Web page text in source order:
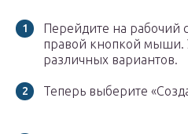
Перейдите на рабочий
правой кнопкой мыши.
различных вариантов.
Теперь выберите